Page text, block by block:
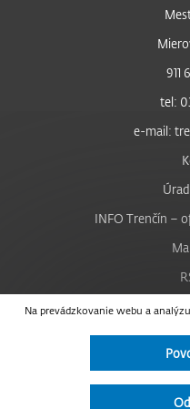
Na prevádzkovanie webu a
911
tel:
e-mail:
INFO Trenčín –